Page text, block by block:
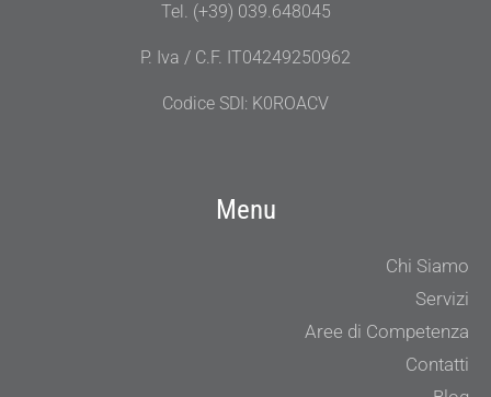
Tel. (+39) 039.648045
P. Iva / C.F. IT04249250962
Codice SDI: K0ROACV
Menu
Chi Siamo
Servizi
Aree di Competenza
Contatti